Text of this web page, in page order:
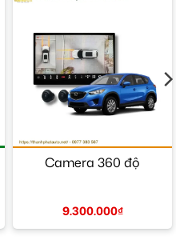
Camera 360 độ
9.300.000₫